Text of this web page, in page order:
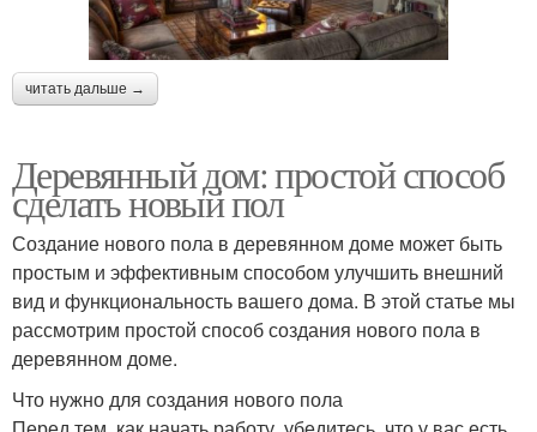
читать дальше →
Деревянный дом: простой способ
сделать новый пол
Создание нового пола в деревянном доме может быть
простым и эффективным способом улучшить внешний
вид и функциональность вашего дома. В этой статье мы
рассмотрим простой способ создания нового пола в
деревянном доме.
Что нужно для создания нового пола